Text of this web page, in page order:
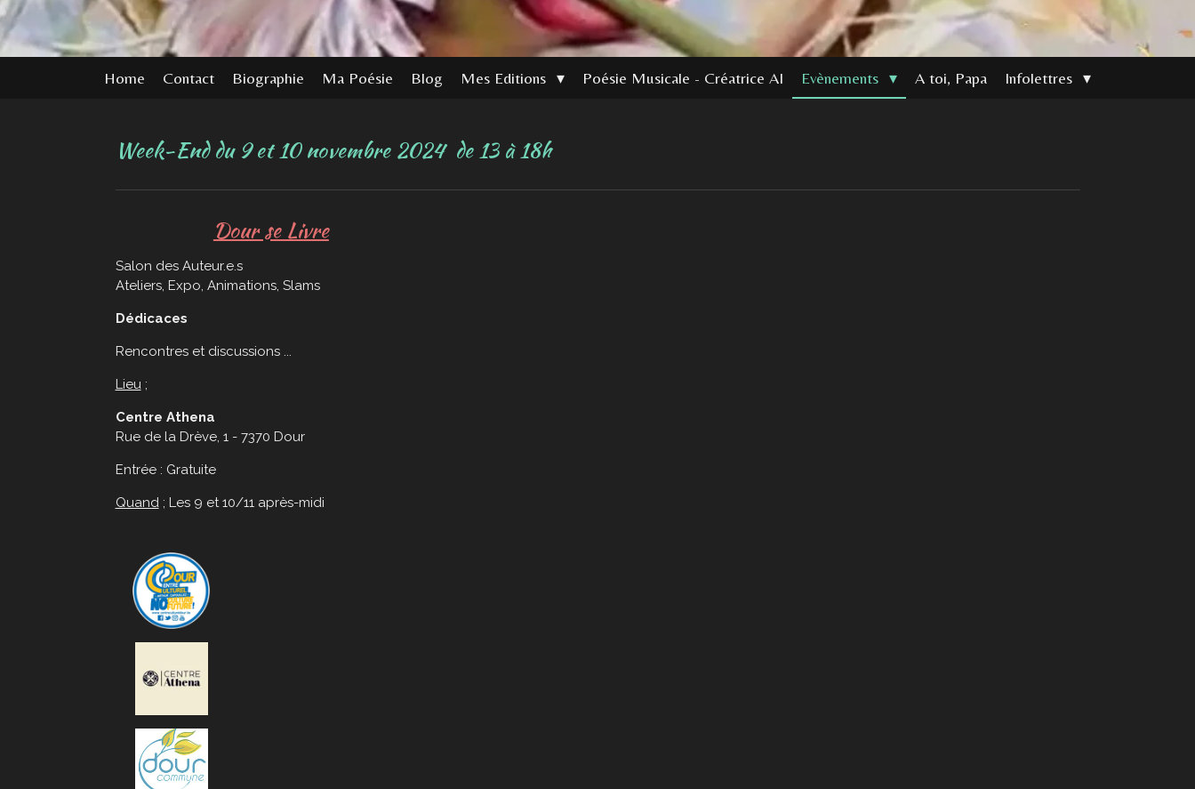
Home Contact Biographie Ma Poésie Blog Mes Editions Poésie Musicale - Créatrice AI Evènements A toi, Papa Infolettres
Week-End du 9 et 10 novembre 2024 de 13 à 18h
Dour se Livre
Salon des Auteur.e.s
Ateliers, Expo, Animations, Slams
Dédicaces
Rencontres et discussions ...
Lieu ;
Centre Athena
Rue de la Drève, 1 - 7370 Dour
Entrée : Gratuite
Quand ; Les 9 et 10/11 après-midi